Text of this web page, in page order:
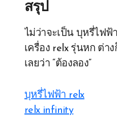
สรุป
ไม่ว่าจะเป็น บุหรี่ไฟ
เครื่อง relx รุ่นหก ต่า
เลยว่า “ต้องลอง”
บุหรี่ไฟฟ้า relx
relx infinity